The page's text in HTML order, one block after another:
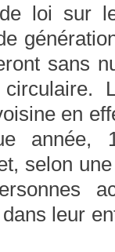
loi sur
sans
en
année,
selon
leur